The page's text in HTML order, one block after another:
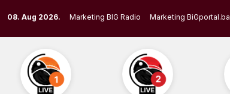
to
content
08. Aug 2026. Marketing BIG Radio Marketing BiGportal.ba